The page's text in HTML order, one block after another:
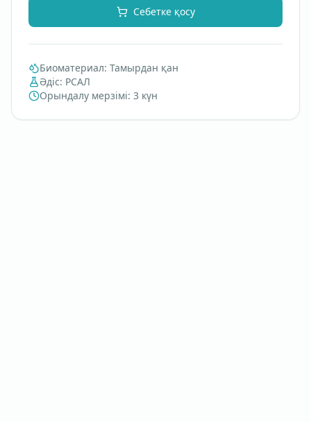
Себетке қосу
Биоматериал: Тамырдан қан
Әдіс: РСАЛ
Орындалу мерзімі: 3 күн